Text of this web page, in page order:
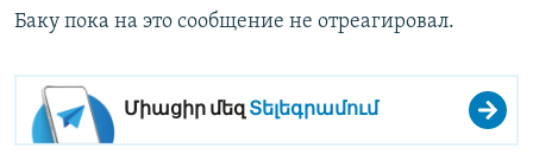
Баку пока на это сообщение не отреагировал.
Միացիր մեզ Տելեգրամում